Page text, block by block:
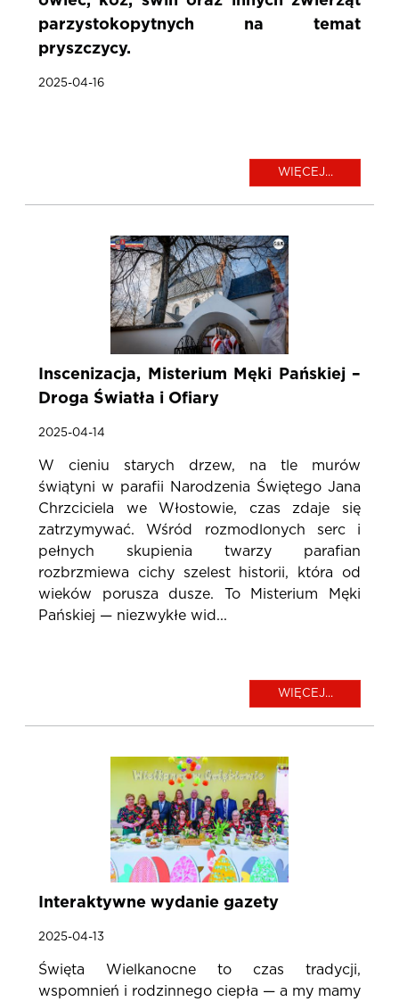
parzystokopytnych na temat
pryszczycy.
2025-04-16
WIĘCEJ...
Inscenizacja, Misterium Męki Pańskiej –
Droga Światła i Ofiary
2025-04-14
W cieniu starych drzew, na tle murów
świątyni w parafii Narodzenia Świętego Jana
Chrzciciela we Włostowie, czas zdaje się
zatrzymywać. Wśród rozmodlonych serc i
pełnych skupienia twarzy parafian
rozbrzmiewa cichy szelest historii, która od
wieków porusza dusze. To Misterium Męki
Pańskiej — niezwykłe wid...
WIĘCEJ...
Interaktywne wydanie gazety
2025-04-13
Święta Wielkanocne to czas tradycji,
wspomnień i rodzinnego ciepła — a my mamy